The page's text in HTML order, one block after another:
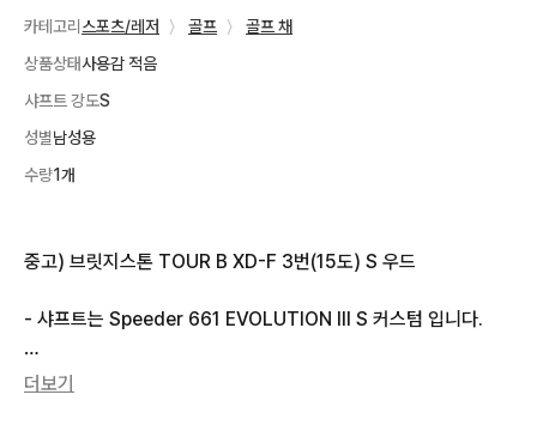
카테고리 스포츠/레저 〉 골프 〉
골프 채
상품상태사용감 적음
샤프트 강도S
성별남성용
수량1개
중고) 브릿지스톤 TOUR B XD-F 3번(15도) S 우드
- 샤프트는 Speeder 661 EVOLUTION III S 커스텀 입니다.
- 상태는 생활 스크래치외에 함몰이나 크랙은 없습니다.(사진참
더보기